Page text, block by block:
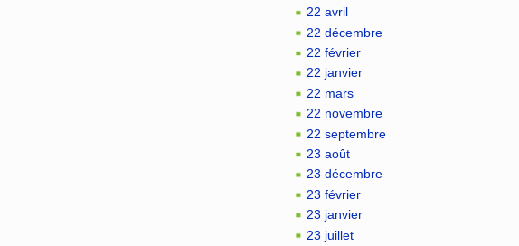
22 avril
22 décembre
22 février
22 janvier
22 mars
22 novembre
22 septembre
23 août
23 décembre
23 février
23 janvier
23 juillet